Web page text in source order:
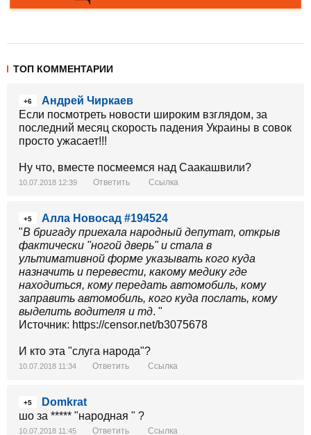
ТОП КОММЕНТАРИИ
+6
Андрей Чиркаев
Если посмотреть новости широким взглядом, за
последний месяц скорость падения Украины в совок
просто ужасает!!!
Ну что, вместе посмеемся над Саакашвили?
10.07.2018 12:39 Ответить Ссылка
+5
Алла Новосад #194524
"В бригаду приехала народный депутат, открыв
фактически "ногой дверь" и стала в
ультимативной форме указывать кого куда
назначить и перевести, какому медику где
находиться, кому передать автомобиль, кому
заправить автомобиль, кого куда послать, кому
выделить водителя и тд. "
Источник: https://censor.net/b3075678
И кто эта "слуга народа"?
10.07.2018 11:34 Ответить Ссылка
+5
Domkrat
шо за ***** "народная " ?
10.07.2018 11:45 Ответить Ссылка